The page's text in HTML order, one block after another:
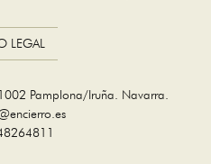
LEGAL
Pamplona/Iruña. Navarra.